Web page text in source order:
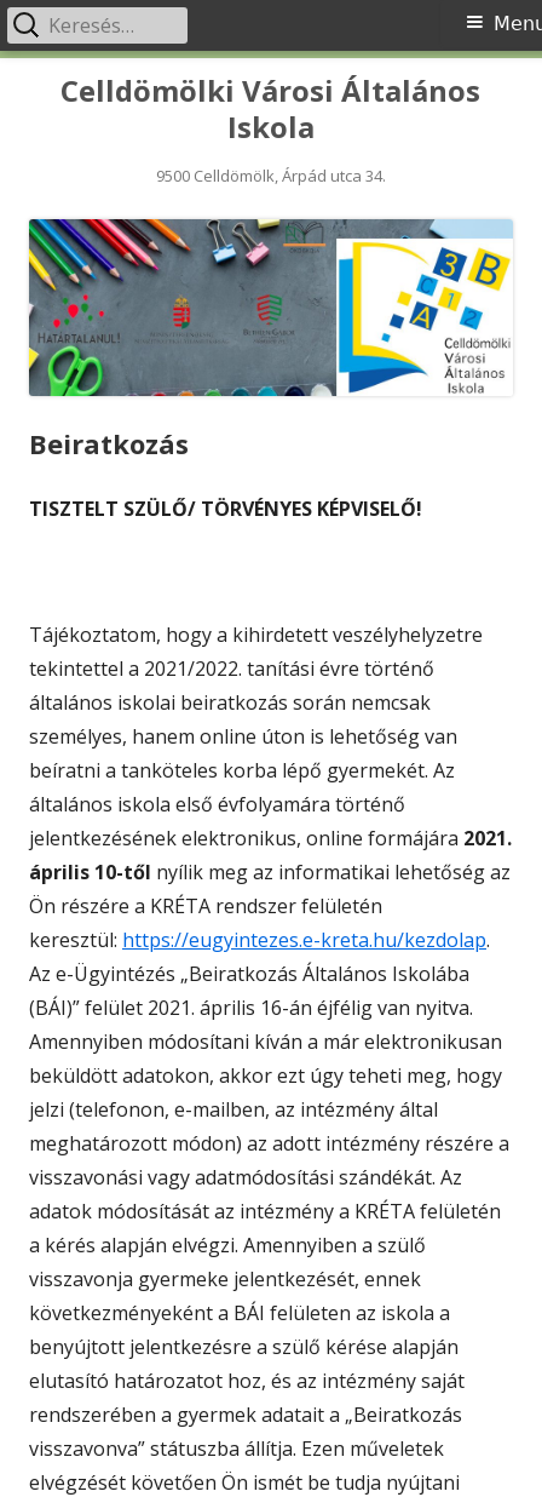
Celldömölki Városi Általános
Iskola
9500 Celldömölk, Árpád utca 34.
Primary
Menu
Keresés:
Beiratkozás
TISZTELT SZÜLŐ/ TÖRVÉNYES KÉPVISELŐ!
Tájékoztatom, hogy a kihirdetett veszélyhelyzetre
tekintettel a 2021/2022. tanítási évre történő
általános iskolai beiratkozás során nemcsak
személyes, hanem online úton is lehetőség van
beíratni a tanköteles korba lépő gyermekét. Az
általános iskola első évfolyamára történő
jelentkezésének elektronikus, online formájára 2021.
április 10-től nyílik meg az informatikai lehetőség az
Ön részére a KRÉTA rendszer felületén
keresztül: https://eugyintezes.e-kreta.hu/kezdolap.
Az e-Ügyintézés „Beiratkozás Általános Iskolába
(BÁI)” felület 2021. április 16-án éjfélig van nyitva.
Amennyiben módosítani kíván a már elektronikusan
beküldött adatokon, akkor ezt úgy teheti meg, hogy
jelzi (telefonon, e-mailben, az intézmény által
meghatározott módon) az adott intézmény részére a
visszavonási vagy adatmódosítási szándékát. Az
adatok módosítását az intézmény a KRÉTA felületén
a kérés alapján elvégzi. Amennyiben a szülő
visszavonja gyermeke jelentkezését, ennek
következményeként a BÁI felületen az iskola a
benyújtott jelentkezésre a szülő kérése alapján
elutasító határozatot hoz, és az intézmény saját
rendszerében a gyermek adatait a „Beiratkozás
visszavonva” státuszba állítja. Ezen műveletek
elvégzését követően Ön ismét be tudja nyújtani